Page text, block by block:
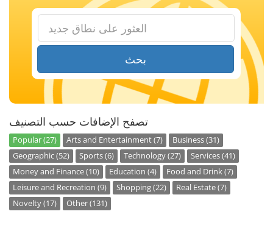
بحث
تصفح الإضافات حسب التصنيف
Popular (27) Arts and Entertainment (7)
Business (31)
Geographic (52)
Sports (6) Technology (27)
Services (41)
Money and Finance (10)
Education (4)
Food and Drink (7)
Leisure and Recreation (9)
Shopping (22)
Real Estate (7)
Novelty (17)
Other (131)